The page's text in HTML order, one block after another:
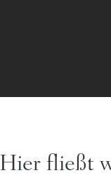
Hier fließt